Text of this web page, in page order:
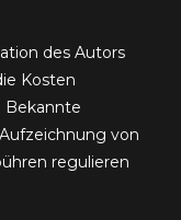
des Autors
Kosten
Bekannte
von
regulieren